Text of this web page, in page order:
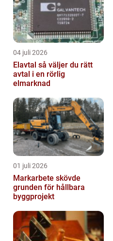
04 juli 2026
Elavtal så väljer du rätt
avtal i en rörlig
elmarknad
01 juli 2026
Markarbete skövde
grunden för hållbara
byggprojekt